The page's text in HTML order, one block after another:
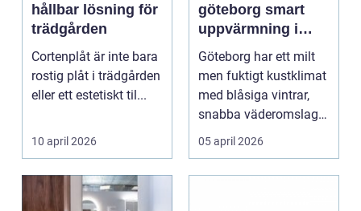
hållbar lösning för
trädgården
Cortenplåt är inte bara
rostig plåt i trädgården
eller ett estetiskt til...
10 april 2026
göteborg smart
uppvärmning i
kustklimat
Göteborg har ett milt
men fuktigt kustklimat
med blåsiga vintrar,
snabba väderomslag
och ofta hög lu...
05 april 2026